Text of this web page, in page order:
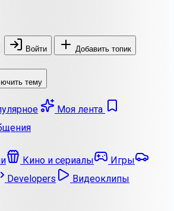
Войти Добавить топик
тему
Моя лента
Кино и сериалы
Игры
Developers
Видеоклипы